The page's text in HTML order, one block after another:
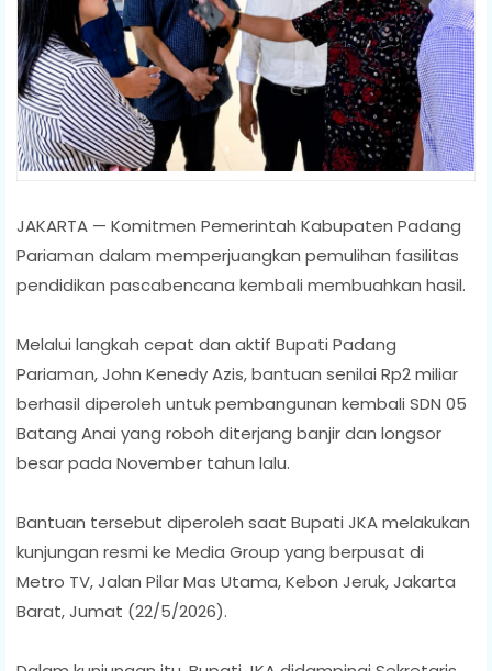
JAKARTA — Komitmen Pemerintah Kabupaten Padang
Pariaman dalam memperjuangkan pemulihan fasilitas
pendidikan pascabencana kembali membuahkan hasil.
Melalui langkah cepat dan aktif Bupati Padang
Pariaman, John Kenedy Azis, bantuan senilai Rp2 miliar
berhasil diperoleh untuk pembangunan kembali SDN 05
Batang Anai yang roboh diterjang banjir dan longsor
besar pada November tahun lalu.
Bantuan tersebut diperoleh saat Bupati JKA melakukan
kunjungan resmi ke Media Group yang berpusat di
Metro TV, Jalan Pilar Mas Utama, Kebon Jeruk, Jakarta
Barat, Jumat (22/5/2026).